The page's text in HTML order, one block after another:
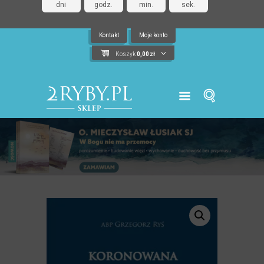
dni godz. min. sek.
Kontakt Moje konto
Koszyk 0,00 zł